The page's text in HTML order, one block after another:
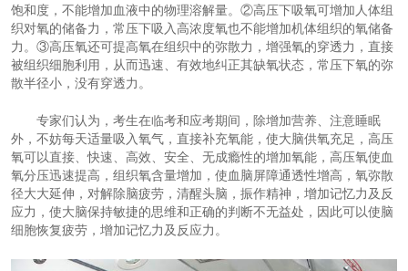
饱和度，不能增加血液中的物理溶解量。②高压下吸氧可增加人体组
织对氧的储备力，常压下吸入高浓度氧也不能增加机体组织的氧储备
力。③高压氧还可提高氧在组织中的弥散力，增强氧的穿透力，直接
被组织细胞利用，从而迅速、有效地纠正其缺氧状态，常压下氧的弥
散半径小，没有穿透力。
专家们认为，考生在临考和应考期间，除增加营养、注意睡眠
外，不妨每天适量吸入氧气，直接补充氧能，使大脑供氧充足，高压
氧可以直接、快速、高效、安全、无成瘾性的增加氧能，高压氧使血
氧分压迅速提高，组织氧含量增加，使血脑屏障通透性增高，氧弥散
径大大延伸，对解除脑疲劳，清醒头脑，振作精神，增加记忆力及反
应力，使大脑保持敏捷的思维和正确的判断不无益处，因此可以使脑
细胞恢复疲劳，增加记忆力及反应力。